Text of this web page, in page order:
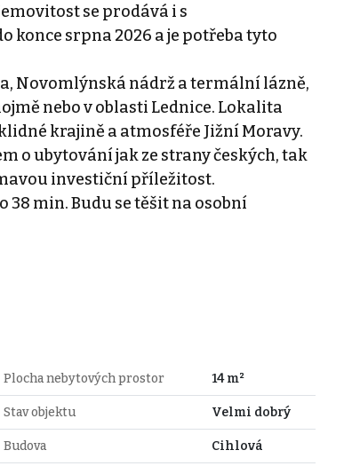
se prodává i s
srpna 2026 a je potřeba tyto
Novomlýnská nádrž a termální lázně,
nebo v oblasti Lednice. Lokalita
krajině a atmosféře Jižní Moravy.
o ubytování jak ze strany českých, tak
investiční příležitost.
38 min. Budu se těšit na osobní
Plocha nebytových prostor 14 m²
Stav objektu Velmi dobrý
Budova Cihlová